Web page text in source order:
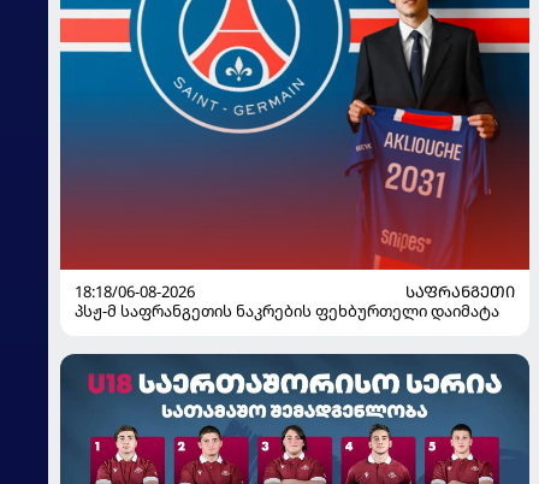
18:18/06-08-2026
ᲡᲐᲤᲠᲐᲜᲒᲔᲗᲘ
პსჟ-მ საფრანგეთის ნაკრების ფეხბურთელი დაიმატა